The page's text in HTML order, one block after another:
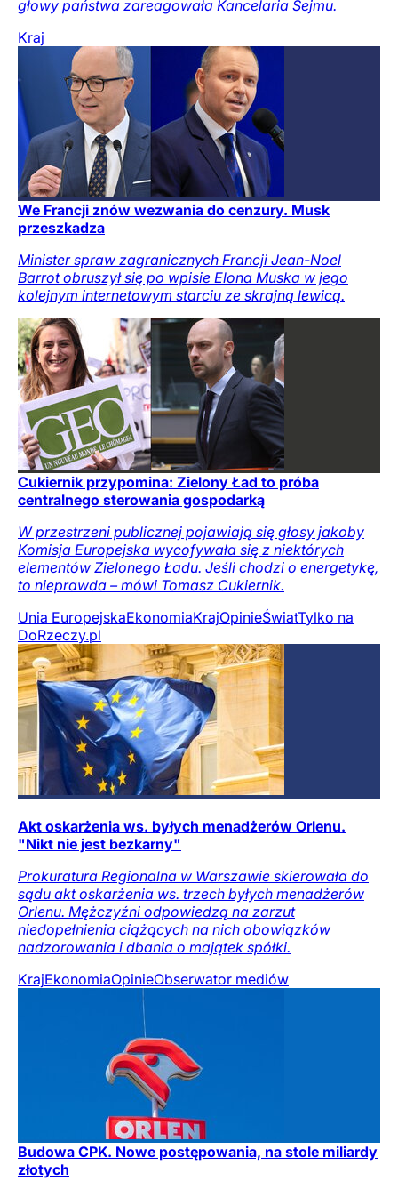
głowy państwa zareagowała Kancelaria Sejmu.
Kraj
We Francji znów wezwania do cenzury. Musk
przeszkadza
Minister spraw zagranicznych Francji Jean-Noel
Barrot obruszył się po wpisie Elona Muska w jego
kolejnym internetowym starciu ze skrajną lewicą.
Cukiernik przypomina: Zielony Ład to próba
centralnego sterowania gospodarką
W przestrzeni publicznej pojawiają się głosy jakoby
Komisja Europejska wycofywała się z niektórych
elementów Zielonego Ładu. Jeśli chodzi o energetykę,
to nieprawda – mówi Tomasz Cukiernik.
Unia EuropejskaEkonomiaKrajOpinieŚwiatTylko na
DoRzeczy.pl
Akt oskarżenia ws. byłych menadżerów Orlenu.
"Nikt nie jest bezkarny"
Prokuratura Regionalna w Warszawie skierowała do
sądu akt oskarżenia ws. trzech byłych menadżerów
Orlenu. Mężczyźni odpowiedzą na zarzut
niedopełnienia ciążących na nich obowiązków
nadzorowania i dbania o majątek spółki.
KrajEkonomiaOpinieObserwator mediów
Budowa CPK. Nowe postępowania, na stole miliardy
złotych